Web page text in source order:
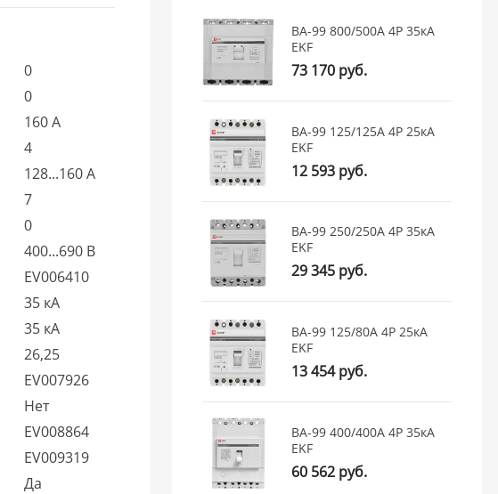
0
0
160 А
4
128...160 А
7
0
400...690 В
EV006410
35 кА
35 кА
26,25
EV007926
Нет
EV008864
EV009319
Да
ВА-99 800/500А 4P 35кА
EKF
73 170 руб.
ВА-99 125/125А 4P 25кА
EKF
12 593 руб.
ВА-99 250/250А 4P 35кА
EKF
29 345 руб.
ВА-99 125/80А 4P 25кА
EKF
13 454 руб.
ВА-99 400/400А 4P 35кА
EKF
60 562 руб.